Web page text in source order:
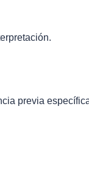
previa